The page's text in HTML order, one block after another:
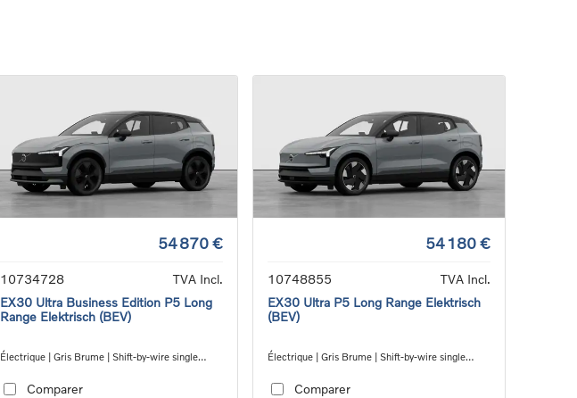
54 870 €
10734728
TVA Incl.
EX30 Ultra Business Edition P5 Long
Range Elektrisch (BEV)
Électrique | Gris Brume | Shift-by-wire single
Comparer
54 180 €
10748855
TVA Incl.
EX30 Ultra P5 Long Range Elektrisch
(BEV)
Électrique | Gris Brume | Shift-by-wire single
Comparer